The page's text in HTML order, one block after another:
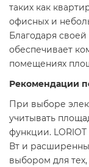
таких как
офисных и
Благодаря
обеспечивает
помещениях
Рекомендации
При выборе
учитывать
функции.
Вт и
выбором для